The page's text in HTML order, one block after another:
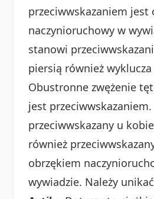
przeciwwskazaniem jest
naczynioruchowy w
stanowi
piersią również
Obustronne zwężenie
jest
przeciwwskazany u
również
obrzękiem
wywiadzie. Należy